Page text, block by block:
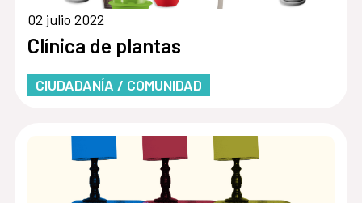
02 julio 2022
Clínica de plantas
CIUDADANÍA / COMUNIDAD